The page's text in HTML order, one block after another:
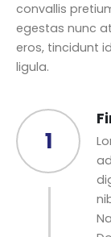
convallis
egestas nunc
eros, tincidunt
ligula.
1